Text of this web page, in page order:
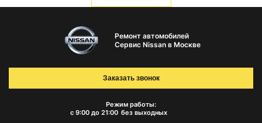
Ремонт автомобилей
Сервис Nissan в Москве
Режим работы:
с 9:00 до 21:00 без выходных
Заказать звонок